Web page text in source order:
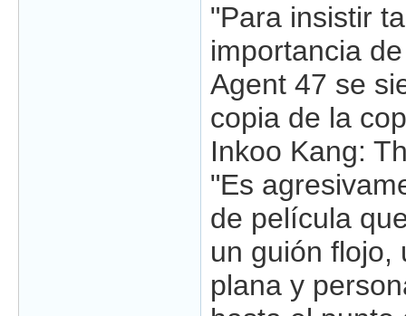
"Para insistir
importancia
Agent 47 se
copia de la
Inkoo Kang:
"Es
de película
un guión flojo,
plana y